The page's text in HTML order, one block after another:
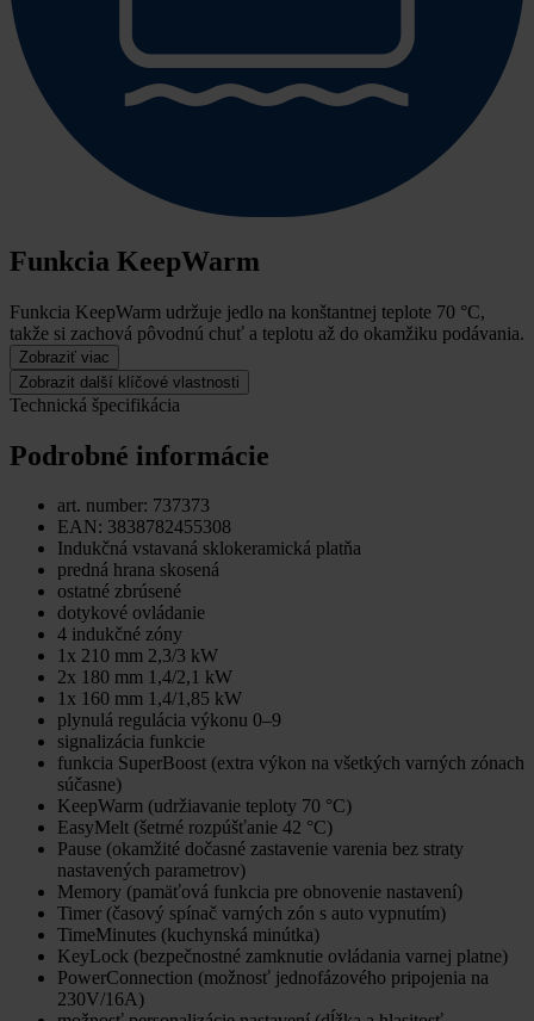
Funkcia KeepWarm
Funkcia KeepWarm udržuje jedlo na konštantnej teplote 70 °C,
takže si zachová pôvodnú chuť a teplotu až do okamžiku podávania.
Zobraziť viac
Zobrazit další klíčové vlastnosti
Technická špecifikácia
Podrobné informácie
art. number: 737373
EAN: 3838782455308
Indukčná vstavaná sklokeramická platňa
predná hrana skosená
ostatné zbrúsené
dotykové ovládanie
4 indukčné zóny
1x 210 mm 2,3/3 kW
2x 180 mm 1,4/2,1 kW
1x 160 mm 1,4/1,85 kW
plynulá regulácia výkonu 0–9
signalizácia funkcie
funkcia SuperBoost (extra výkon na všetkých varných zónach
súčasne)
KeepWarm (udržiavanie teploty 70 °C)
EasyMelt (šetrné rozpúšťanie 42 °C)
Pause (okamžité dočasné zastavenie varenia bez straty
nastavených parametrov)
Memory (pamäťová funkcia pre obnovenie nastavení)
Timer (časový spínač varných zón s auto vypnutím)
TimeMinutes (kuchynská minútka)
KeyLock (bezpečnostné zamknutie ovládania varnej platne)
PowerConnection (možnosť jednofázového pripojenia na
230V/16A)